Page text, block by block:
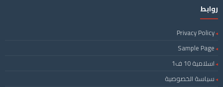
روابط
Privacy Policy
Sample Page
اسلامية 10 ف1
سياسة الخصوصية